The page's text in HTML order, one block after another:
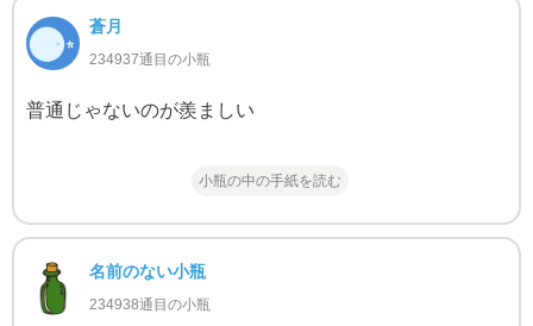
蒼月
234937通目の小瓶
普通じゃないのが羨ましい
小瓶の中の手紙を読む
名前のない小瓶
234938通目の小瓶